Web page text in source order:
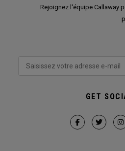
Rejoignez l'équipe Callaway
GET